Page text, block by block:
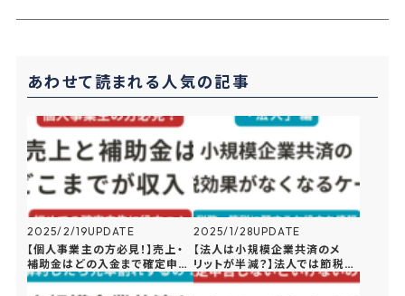
a
o
k
t
あわせて読まれる人気の記事
2025/2/19UPDATE
【個人事業主の方必見！】売上・
補助金はどの入金まで確定申告
に入れるべきか
2025/1/28UPDATE
【法人は小規模企業共済のメ
リットが半減？】法人では節税効
果がなくなってしまう理由を解